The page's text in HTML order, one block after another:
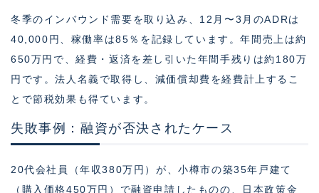
冬季のインバウンド需要を取り込み、12月〜3月のADRは
40,000円、稼働率は85％を記録しています。年間売上は約
650万円で、経費・返済を差し引いた年間手残りは約180万
円です。法人名義で取得し、減価償却費を経費計上するこ
とで節税効果も得ています。
失敗事例：融資が否決されたケース
20代会社員（年収380万円）が、小樽市の築35年戸建て
（購入価格450万円）で融資申請したものの、日本政策金